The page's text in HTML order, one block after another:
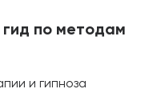
гид по методам
и гипноза